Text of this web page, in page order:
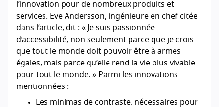
l’innovation pour de nombreux produits et
services. Eve Andersson, ingénieure en chef citée
dans l’article, dit : « Je suis passionnée
d’accessibilité, non seulement parce que je crois
que tout le monde doit pouvoir être à armes
égales, mais parce qu’elle rend la vie plus vivable
pour tout le monde. » Parmi les innovations
mentionnées :
Les minimas de contraste, nécessaires pour